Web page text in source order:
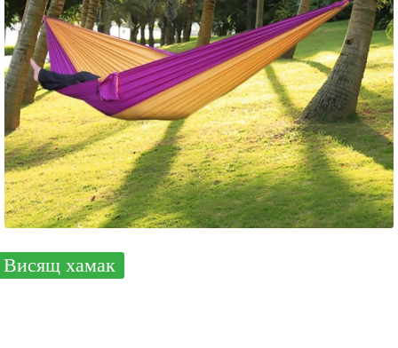
Висящ хамак